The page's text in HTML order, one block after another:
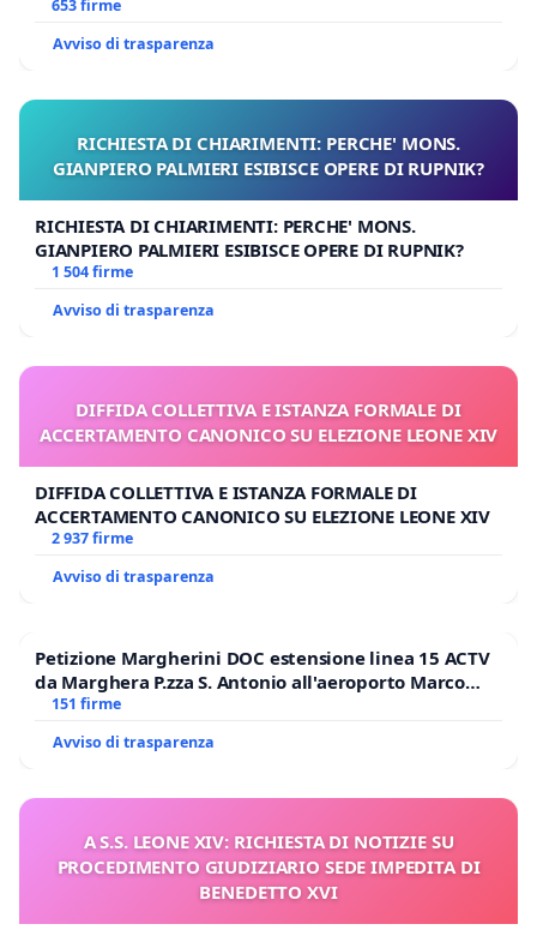
653 firme
Avviso di trasparenza
RICHIESTA DI CHIARIMENTI: PERCHE' MONS.
GIANPIERO PALMIERI ESIBISCE OPERE DI RUPNIK?
RICHIESTA DI CHIARIMENTI: PERCHE' MONS.
GIANPIERO PALMIERI ESIBISCE OPERE DI RUPNIK?
1 504 firme
Avviso di trasparenza
DIFFIDA COLLETTIVA E ISTANZA FORMALE DI
ACCERTAMENTO CANONICO SU ELEZIONE LEONE XIV
DIFFIDA COLLETTIVA E ISTANZA FORMALE DI
ACCERTAMENTO CANONICO SU ELEZIONE LEONE XIV
2 937 firme
Avviso di trasparenza
Petizione Margherini DOC estensione linea 15 ACTV
da Marghera P.zza S. Antonio all'aeroporto Marco
Polo tariffa a € 1,50
151 firme
Avviso di trasparenza
A S.S. LEONE XIV: RICHIESTA DI NOTIZIE SU
PROCEDIMENTO GIUDIZIARIO SEDE IMPEDITA DI
BENEDETTO XVI